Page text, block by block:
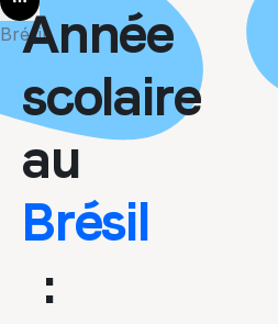
More
BrésilAnnée
scolaire
au
Brésil
: